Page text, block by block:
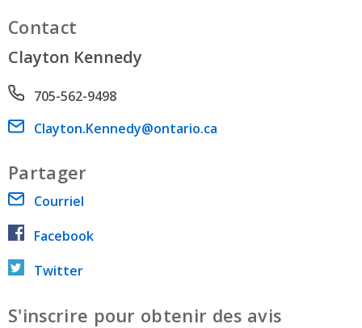
Contact
Clayton Kennedy
Phone number
705-562-9498
Email address
Clayton.Kennedy@ontario.ca
Partager
Courriel
Facebook
Twitter
S'inscrire pour obtenir des avis